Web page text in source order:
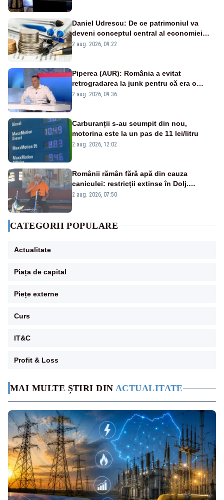
MAI MULTE ȘTIRI DIN ACTUALITATE
Daniel Udrescu: De ce patrimoniul va
deveni conceptul central al economiei
viitoare?
2 aug. 2026, 09:22
Piperea (AUR): România a evitat
retrogradarea la junk pentru că era o
catastrofă pentru bănci și fondurile de
2 aug. 2026, 09:36
Carburanții s-au scumpit din nou,
motorina este la un pas de 11 lei/litru
2 aug. 2026, 12:02
Românii rămân fără apă din cauza
caniculei: restricții extinse în Dolj.
Oamenii au „cu program la robinet”
2 aug. 2026, 07:50
CATEGORII POPULARE
Actualitate
Piața de capital
Piețe externe
Curs
IT&C
Profit & Loss